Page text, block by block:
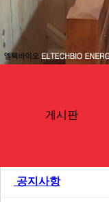
게시판
공지사항